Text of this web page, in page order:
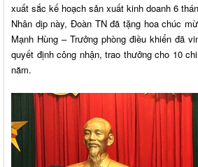
xuất sắc kế hoạch sản xuất kinh doanh 6
Nhân dịp này, Đoàn TN đã tặng hoa chúc
Mạnh Hùng – Trưởng phòng điều khiển đã
quyết định công nhận, trao thưởng cho 10
năm.